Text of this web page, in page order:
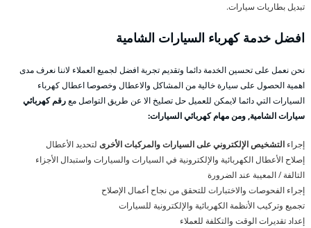
تبديل بطاريات سيارات.
افضل خدمة كهرباء السيارات الشامية
نحن نعمل على تحسين الخدمة دائما وتقديم تجربة افضل لجميع العملاء لاننا نعرف مدى
اهمية الحصول على سيارة خالية من المشاكل والاعطال وخصوصا اعطال كهرباء
السيارات التي دائما لايمكن للعميل حل تصليخ الا عن طريق التواصل معرقم كهربائي
سيارات الشامية, ومن مهام كهربائي السيارات:
إجراء التشخيص الإلكتروني على السيارات والمركبات الأخرى لتحديد الأعطال
إصلاح الأعطال الكهربائية والإلكترونية في السيارات والسيارات واستبدال الأجزاء
التالفة / المعيبة عند الضرورة
إجراء الفحوصات والاختبارات للتحقق من نجاح أعمال الإصلاح
تجميع وتركيب الأنظمة الكهربائية والإلكترونية للسيارات
إعداد تقديرات الوقت والتكلفة للعملاء